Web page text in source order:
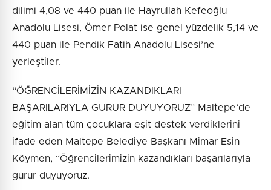
dilimi 4,08 ve 440 puan ile Hayrullah Kefeoğlu
Anadolu Lisesi, Ömer Polat ise genel yüzdelik 5,14 ve
440 puan ile Pendik Fatih Anadolu Lisesi’ne
yerleştiler.
“ÖĞRENCİLERİMİZİN KAZANDIKLARI
BAŞARILARIYLA GURUR DUYUYORUZ” Maltepe’de
eğitim alan tüm çocuklara eşit destek verdiklerini
ifade eden Maltepe Belediye Başkanı Mimar Esin
Köymen, “Öğrencilerimizin kazandıkları başarılarıyla
gurur duyuyoruz.